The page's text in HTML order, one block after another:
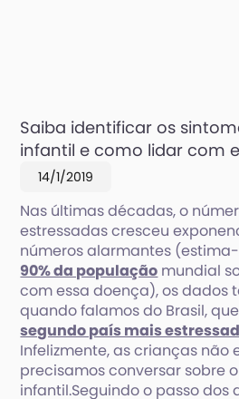
Saiba identificar os
infantil e como lidar com
14/1/2019
Nas últimas décadas, o
estressadas cresceu
números alarmantes
90% da população mundial
com essa doença), os dados
quando falamos do Brasil,
segundo país mais
Infelizmente, as crianças não
precisamos conversar sobre
infantil.Seguindo o passo dos